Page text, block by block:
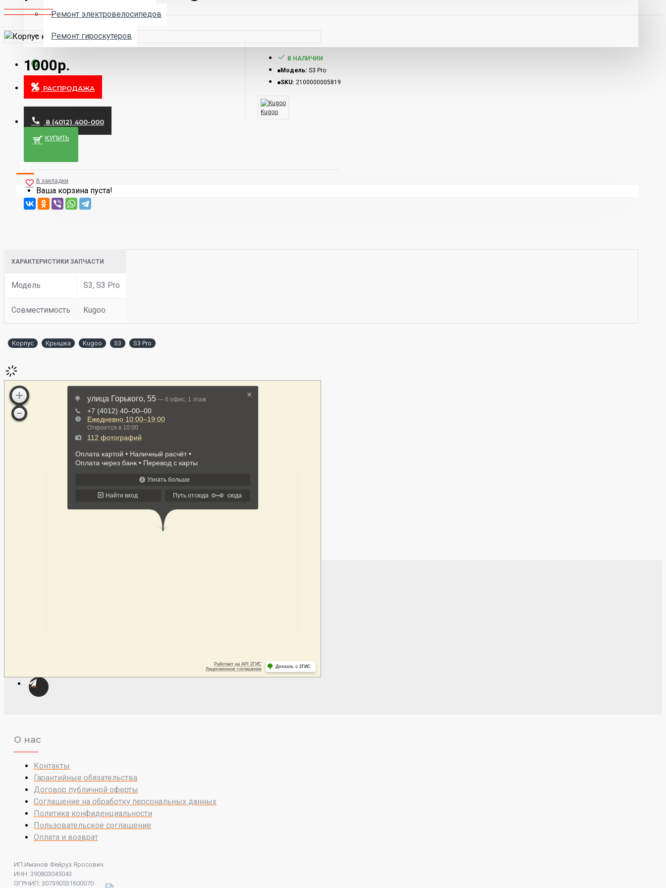
Ремонт электровелосипедов
Ремонт гироскутеров
КРЕДИТ
РАСПРОДАЖА
8 (4012) 400-000
Ваша корзина пуста!
1000р.
В НАЛИЧИИ
Модель: S3 Pro
SKU: 2100000005819
Kugoo
КУПИТЬ
В закладки
ХАРАКТЕРИСТИКИ ЗАПЧАСТИ
Модель S3, S3 Pro
Совместимость Kugoo
Корпус Крышка Kugoo S3 S3 Pro
О нас
Контакты
Гарантийные обязательства
Договор публичной оферты
Соглашение на обработку персональных данных
Политика конфиденциальности
Пользовательское соглашение
Оплата и возврат
ИП Иманов Фейруз Яросович
ИНН: 390803045043
ОГРНИП: 307390531600070